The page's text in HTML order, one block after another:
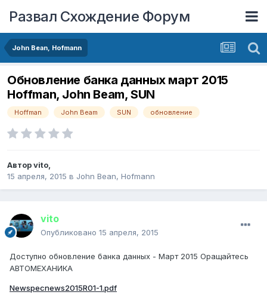
Развал Схождение Форум
John Bean, Hofmann
Обновление банка данных март 2015
Hoffman, John Beam, SUN
Hoffman John Beam SUN обновление
Авторvito,
15 апреля, 2015 в John Bean, Hofmann
vito
Опубликовано 15 апреля, 2015
Доступно обновление банка данных - Март 2015 Оращайтесь
АВТОМЕХАНИКА
Newspecnews2015R01-1.pdf